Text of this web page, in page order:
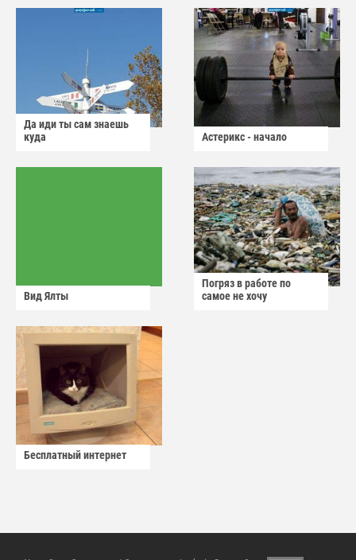
Да иди ты сам знаешь
куда
Астерикс - начало
Вид Ялты
Погряз в работе по
самое не хочу
Бесплатный интернет